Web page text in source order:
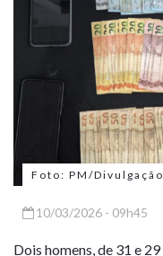
Foto: PM/Divulgação
10/03/2026 - 09h45
Dois homens, de 31 e